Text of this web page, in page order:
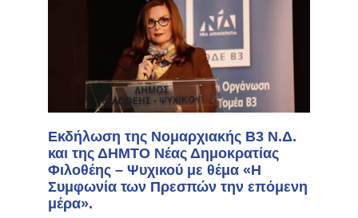
Εκδήλωση της Νομαρχιακής Β3 Ν.Δ.
και της ΔΗΜΤΟ Νέας Δημοκρατίας
Φιλοθέης – Ψυχικού με θέμα «Η
Συμφωνία των Πρεσπών την επόμενη
μέρα».